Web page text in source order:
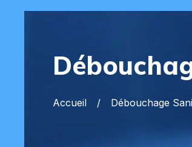
Accueil Débouchage